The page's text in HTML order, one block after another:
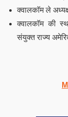
क्वालकॉम ले
क्वालकॉम की
संयुक्त राज्य